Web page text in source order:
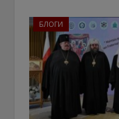
БЛОГИ